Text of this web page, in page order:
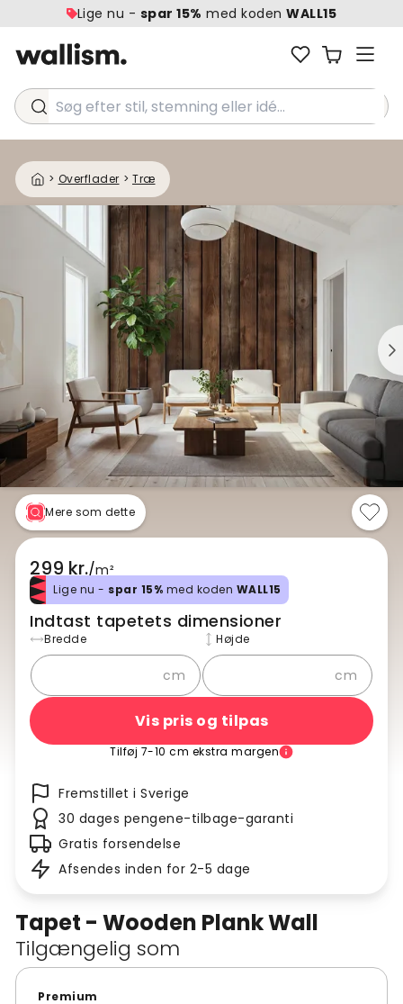
Lige nu - spar 15% med kodenWALL15
Søg efter stil, stemning eller idé...
> Overflader > Træ
Tapet - Wooden Plank Wall
Tilgængelig som
Premium
Mere som dette
299 kr./m²
Lige nu - spar 15% med koden WALL15
Indtast tapetets dimensioner
Bredde
cm
Højde
cm
Vis pris og tilpas
Tilføj 7-10 cm ekstra margen
Fremstillet i Sverige
30 dages pengene-tilbage-garanti
Gratis forsendelse
Afsendes inden for 2-5 dage